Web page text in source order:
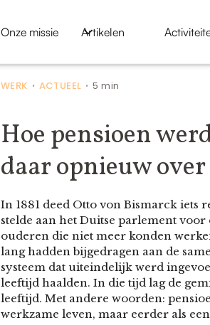
Onze missie Artikelen
WERK • ACTUEEL •5 min
Hoe pensioen
daar opnieuw
In 1881 deed Otto von Bismarck
stelde aan het Duitse parlement
ouderen die niet meer konden
lang hadden bijgedragen aan de
systeem dat uiteindelijk werd
leeftijd haalden. In die tijd lag de
leeftijd. Met andere woorden:
werkzame leven, maar eerder als